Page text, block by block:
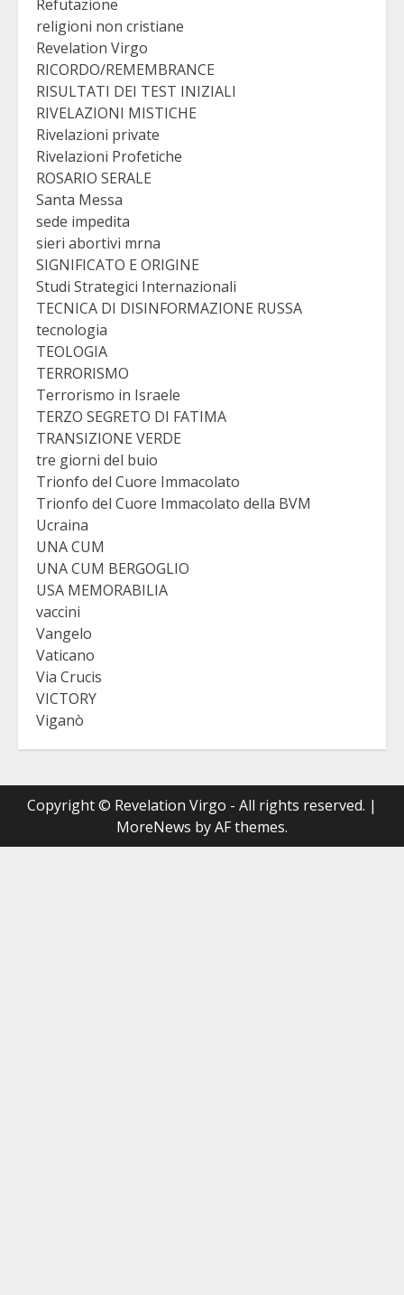
Refutazione
religioni non cristiane
Revelation Virgo
RICORDO/REMEMBRANCE
RISULTATI DEI TEST INIZIALI
RIVELAZIONI MISTICHE
Rivelazioni private
Rivelazioni Profetiche
ROSARIO SERALE
Santa Messa
sede impedita
sieri abortivi mrna
SIGNIFICATO E ORIGINE
Studi Strategici Internazionali
TECNICA DI DISINFORMAZIONE RUSSA
tecnologia
TEOLOGIA
TERRORISMO
Terrorismo in Israele
TERZO SEGRETO DI FATIMA
TRANSIZIONE VERDE
tre giorni del buio
Trionfo del Cuore Immacolato
Trionfo del Cuore Immacolato della BVM
Ucraina
UNA CUM
UNA CUM BERGOGLIO
USA MEMORABILIA
vaccini
Vangelo
Vaticano
Via Crucis
VICTORY
Viganò
Copyright © Revelation Virgo - All rights reserved. |
MoreNews by AF themes.